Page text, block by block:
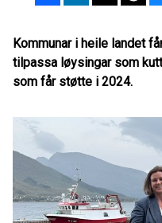
Kommunar i heile landet
tilpassa løysingar som
som får støtte i 2024.